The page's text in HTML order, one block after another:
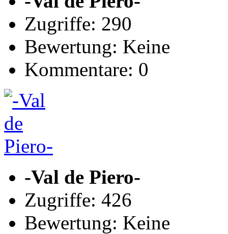
Zugriffe: 290
Bewertung: Keine
Kommentare: 0
-Val de Piero-
Zugriffe: 426
Bewertung: Keine